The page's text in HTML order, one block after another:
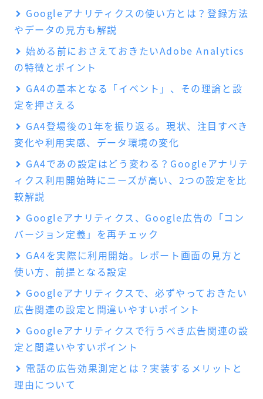
Googleアナリティクスの使い方とは？登録方法
やデータの見方も解説
始める前におさえておきたいAdobe Analytics
の特徴とポイント
GA4の基本となる「イベント」、その理論と設
定を押さえる
GA4登場後の1年を振り返る。現状、注目すべき
変化や利用実感、データ環境の変化
GA4であの設定はどう変わる？Googleアナリテ
ィクス利用開始時にニーズが高い、2つの設定を比
較解説
Googleアナリティクス、Google広告の「コン
バージョン定義」を再チェック
GA4を実際に利用開始。レポート画面の見方と
使い方、前提となる設定
Googleアナリティクスで、必ずやっておきたい
広告関連の設定と間違いやすいポイント
Googleアナリティクスで行うべき広告関連の設
定と間違いやすいポイント
電話の広告効果測定とは？実装するメリットと
理由について